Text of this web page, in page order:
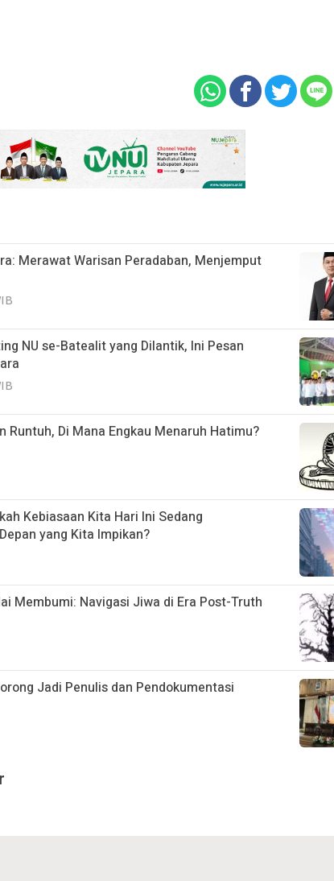
Merawat Warisan Peradaban, Menjemput
NU se-Batealit yang Dilantik, Ini Pesan
Runtuh, Di Mana Engkau Menaruh Hatimu?
Kebiasaan Kita Hari Ini Sedang
yang Kita Impikan?
Membumi: Navigasi Jiwa di Era Post-Truth
Jadi Penulis dan Pendokumentasi